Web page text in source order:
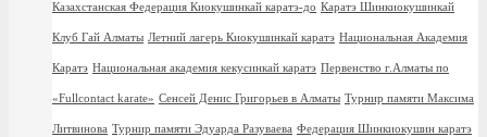
Казахстанская Федерация Киокушинкай каратэ-до Каратэ Шинкиокушинкай
Клуб Гай Алматы Летний лагерь Киокушинкай каратэ Национальная Академия
Каратэ Национальная академия кекусинкай каратэ Первенство г.Алматы по
«Fullcontact karate» Сенсей Денис Григорьев в Алматы Турнир памяти Максима
Литвинова Турнир памяти Эдуарда Разуваева Федерация Шинкиокушин каратэ